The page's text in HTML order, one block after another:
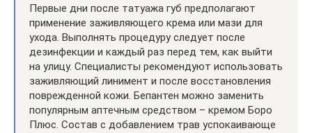
Первые дни после татуажа губ предполагают
применение заживляющего крема или мази для
ухода. Выполнять процедуру следует после
дезинфекции и каждый раз перед тем, как выйти
на улицу. Специалисты рекомендуют использовать
заживляющий линимент и после восстановления
поврежденной кожи. Бепантен можно заменить
популярным аптечным средством – кремом Боро
Плюс. Состав с добавлением трав успокаивающе